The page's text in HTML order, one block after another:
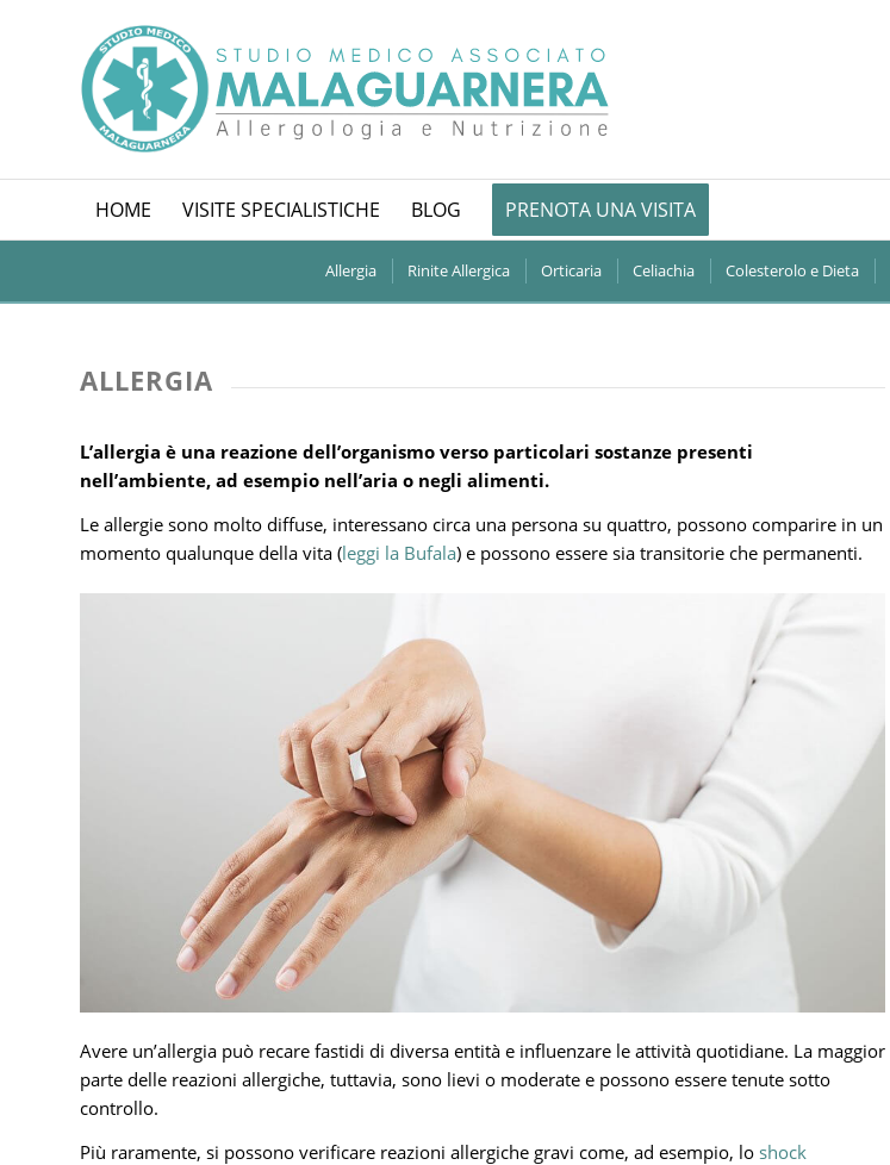
HOME VISITE SPECIALISTICHE BLOG PRENOTA UNA VISITA
Allergia Rinite Allergica Orticaria Celiachia Colesterolo e Dieta
ALLERGIA
L’allergia è una reazione dell’organismo verso particolari sostanze presenti
nell’ambiente, ad esempio nell’aria o negli alimenti.
Le allergie sono molto diffuse, interessano circa una persona su quattro, possono comparire in un
momento qualunque della vita (leggi la Bufala) e possono essere sia transitorie che permanenti.
Avere un’allergia può recare fastidi di diversa entità e influenzare le attività quotidiane. La maggior
parte delle reazioni allergiche, tuttavia, sono lievi o moderate e possono essere tenute sotto
controllo.
Più raramente, si possono verificare reazioni allergiche gravi come, ad esempio, lo shock